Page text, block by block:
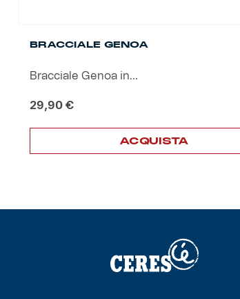
BRACCIALE GENOA
Bracciale Genoa in...
29,90 €
ACQUISTA